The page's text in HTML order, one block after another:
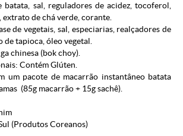
sal, reguladores de acidez, tocoferol,
de chá verde, corante.
de vegetais, sal, especiarias, realçadores de
de tapioca, óleo vegetal.
chinesa (bok choy).
Contém Glúten.
um pacote de macarrão instantâneo batata
(85g macarrão + 15g sachê).
(Produtos Coreanos)